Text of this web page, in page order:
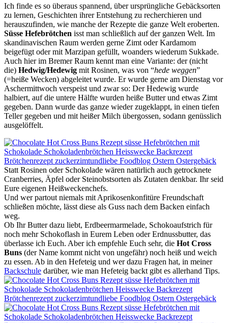
Ich finde es so überaus spannend, über ursprüngliche Gebäcksorten
zu lernen, Geschichten ihrer Entstehung zu recherchieren und
herauszufinden, wie manche der Rezepte die ganze Welt eroberten.
Süsse Hefebrötchen isst man schließlich auf der ganzen Welt. Im
skandinavischen Raum werden gerne Zimt oder Kardamom
beigefügt oder mit Marzipan gefüllt, woanders wiederum Sukkade.
Auch hier im Bremer Raum kennt man eine Variante: der (nicht
die) Hedwig/Hedewig mit Rosinen, was von “hede weggen”
(=heiße Wecken) abgeleitet wurde. Er wurde gerne am Dienstag vor
Aschermittwoch verspeist und zwar so: Der Hedewig wurde
halbiert, auf die untere Hälfte wurden heiße Butter und etwas Zimt
gegeben. Dann wurde das ganze wieder zugeklappt, in einen tiefen
Teller gegeben und mit heißer Milch übergossen, sodann genüsslich
ausgelöffelt.
Statt Rosinen oder Schokolade wären natürlich auch getrocknete
Cranberries, Äpfel oder Steinobstsorten als Zutaten denkbar. Ihr seid
Eure eigenen Heißweckenchefs.
Und wer partout niemals mit Aprikosenkonfitüre Freundschaft
schließen möchte, lässt diese als Guss nach dem Backen einfach
weg.
Ob Ihr Butter dazu liebt, Erdbeermarmelade, Schokoaufstrich für
noch mehr Schokoflash in Eurem Leben oder Erdnussbutter, das
überlasse ich Euch. Aber ich empfehle Euch sehr, die Hot Cross
Buns (der Name kommt nicht von ungefähr) noch heiß und weich
zu essen. Ab in den Hefeteig und wer dazu Fragen hat, in meiner
Backschule darüber, wie man Hefeteig backt gibt es allerhand Tips.